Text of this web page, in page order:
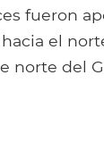
fueron
el
norte del